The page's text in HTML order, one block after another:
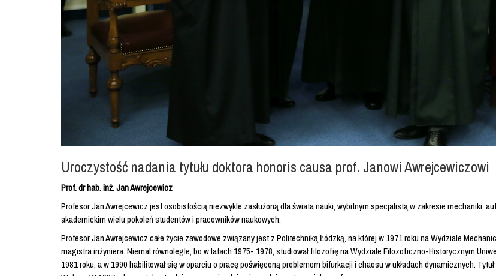
Uroczystość nadania tytułu doktora honoris causa prof. Janowi Awrejcewiczowi
Prof. dr hab. inż. Jan Awrejcewicz
Profesor Jan Awrejcewicz jest osobistością niezwykle zasłużoną dla świata nauki, wybitnym specjalistą w zakresie mechaniki,
akademickim wielu pokoleń studentów i pracowników naukowych.
Profesor Jan Awrejcewicz całe życie zawodowe związany jest z Politechniką Łódzką, na której w 1971 roku na Wydziale
magistra inżyniera. Niemal równolegle, bo w latach 1975- 1978, studiował filozofię na Wydziale Filozoficzno-Historycznym
1981 roku, a w 1990 habilitował się w oparciu o pracę poświęconą problemom bifurkacji i chaosu w układach dynamicznych.